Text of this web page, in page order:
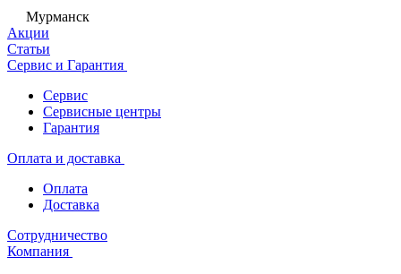
Мурманск
Акции
Статьи
Сервис и Гарантия
Сервис
Сервисные центры
Гарантия
Оплата и доставка
Оплата
Доставка
Сотрудничество
Компания